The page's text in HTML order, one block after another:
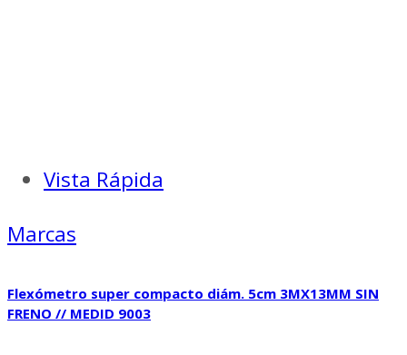
Vista Rápida
Marcas
Flexómetro super compacto diám. 5cm 3MX13MM SIN
FRENO // MEDID 9003